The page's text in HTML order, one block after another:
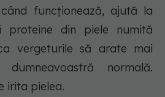
funcționează, ajută la
proteine din piele numită
vergeturile să arate mai
normală.
irita pielea.